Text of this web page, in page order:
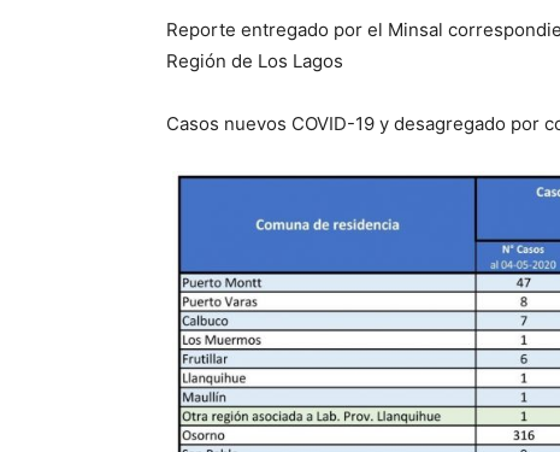
Reporte entregado por el Minsal
Región de Los Lagos
Casos nuevos COVID-19 y desagregado por